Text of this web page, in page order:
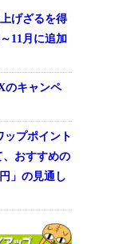
げざるを得
11月に追加
のキャンペ
ップポイント
、おすすめの
」の見通し